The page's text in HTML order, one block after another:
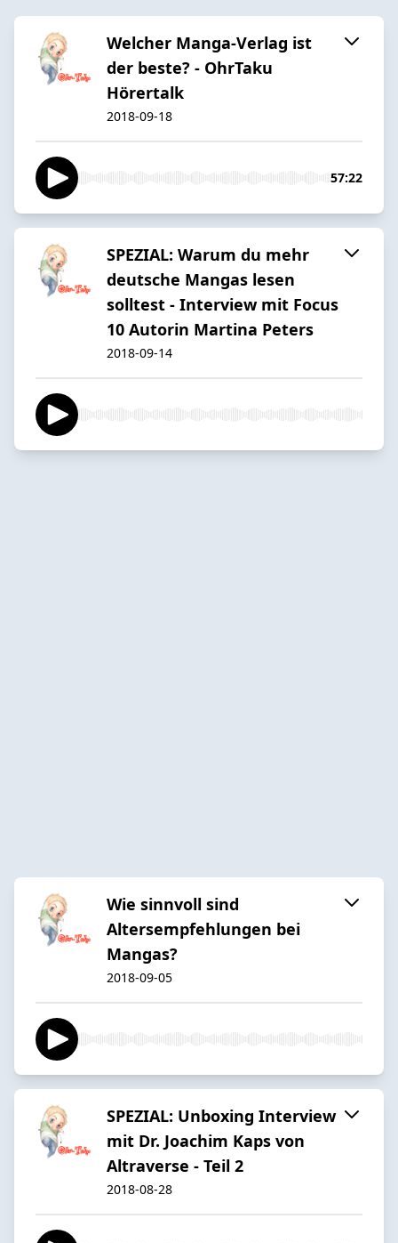
Welcher Manga-Verlag ist
der beste? - OhrTaku
Hörertalk
2018-09-18
57:22
SPEZIAL: Warum du mehr
deutsche Mangas lesen
solltest - Interview mit Focus
10 Autorin Martina Peters
2018-09-14
Wie sinnvoll sind
Altersempfehlungen bei
Mangas?
2018-09-05
SPEZIAL: Unboxing Interview
mit Dr. Joachim Kaps von
Altraverse - Teil 2
2018-08-28